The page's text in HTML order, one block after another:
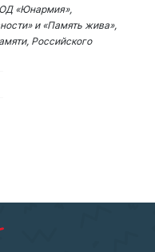
«Юнармия»,
и «Память жива»,
Российского